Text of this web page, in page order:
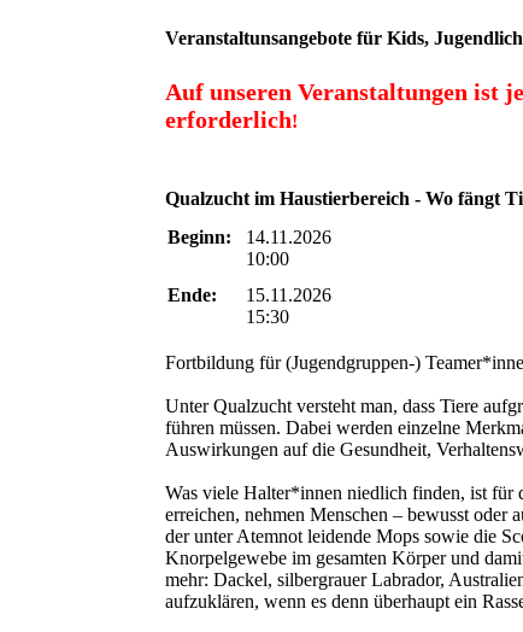
Veranstaltunsangebote für Kids,
Auf unseren Veranstaltungen ist
erforderlich!
Qualzucht im Haustierbereich - Wo fängt
Beginn:
14.11.2026
10:00
Ende:
15.11.2026
15:30
Fortbildung für (Jugendgruppen-)
Unter Qualzucht versteht man, dass Tiere
führen müssen. Dabei werden einzelne
Auswirkungen auf die Gesundheit,
Was viele Halter*innen niedlich finden, ist für
erreichen, nehmen Menschen – bewusst
der unter Atemnot leidende Mops sowie die
Knorpelgewebe im gesamten Körper und
mehr: Dackel, silbergrauer Labrador,
aufzuklären, wenn es denn überhaupt ein